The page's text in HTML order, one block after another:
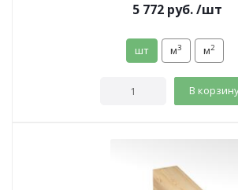
5 772руб. /шт
шт м3 м2
В